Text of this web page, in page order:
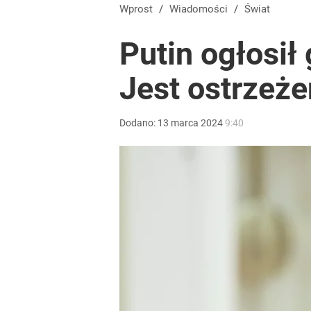
Nawrocki świętuje rocznicę, jak Polacy widzą
Wrze po roku Nawrockiego. „Największa hańba”
Vistula x LOT: Elegancja w podróży. Premiera
Wprost / Wiadomości / Świat
Putin
Jest
Dodano: 13 marca 20249:40